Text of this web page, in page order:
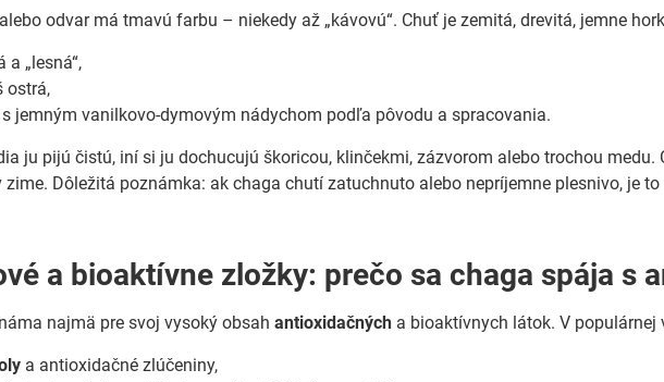
odvar má tmavú farbu – niekedy až „kávovú“. Chuť je zemitá, drevitá, jemne
a „lesná“,
ostrá,
s jemným vanilkovo-dymovým nádychom podľa pôvodu a spracovania.
ju pijú čistú, iní si ju dochucujú škoricou, klinčekmi, zázvorom alebo trochou medu.
zime. Dôležitá poznámka: ak chaga chutí zatuchnuto alebo nepríjemne plesnivo, je
a bioaktívne zložky: prečo sa chaga spája s
najmä pre svoj vysoký obsahantioxidačných a bioaktívnych látok. V
a antioxidačné zlúčeniny,